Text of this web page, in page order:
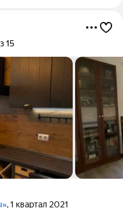
15
, 1 квартал 2021